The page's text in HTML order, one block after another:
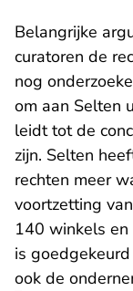
Belangrijke
curatoren de
nog
om aan Selten
leidt tot de
zijn. Selten
rechten meer
voortzetting
140 winkels
is
ook de